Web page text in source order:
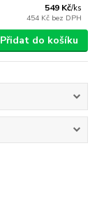
549 Kč/ks
454 Kč bez DPH
Přidat do košíku